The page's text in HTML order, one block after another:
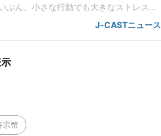
ぶん、小さな行動でも大きなストレスに
名さん(仮名・30代)は、関西方面から東
面した。不自然な姿勢で移動する羽目に
で仮眠を取るつもり
J-CASTニュース
宗幣